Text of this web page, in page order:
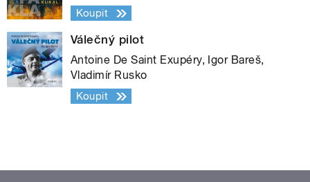
Koupit
Válečný pilot
Antoine De Saint Exupéry, Igor Bareš,
Vladimír Rusko
Koupit